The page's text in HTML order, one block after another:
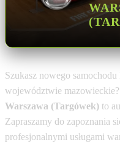
Szukasz nowego
województwie mazowieckie?
Warszawa (Targówek) to
Zapraszamy do zapoznania
profesjonalnymi usługami